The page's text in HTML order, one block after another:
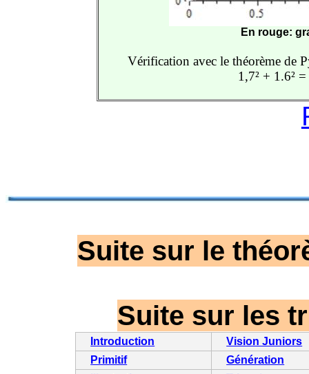
En rouge:
Vérification avec le théorème de
1,7² + 1.6²
Suite sur le
Suite sur les
Introduction
Vision Juniors
Primitif
Génération